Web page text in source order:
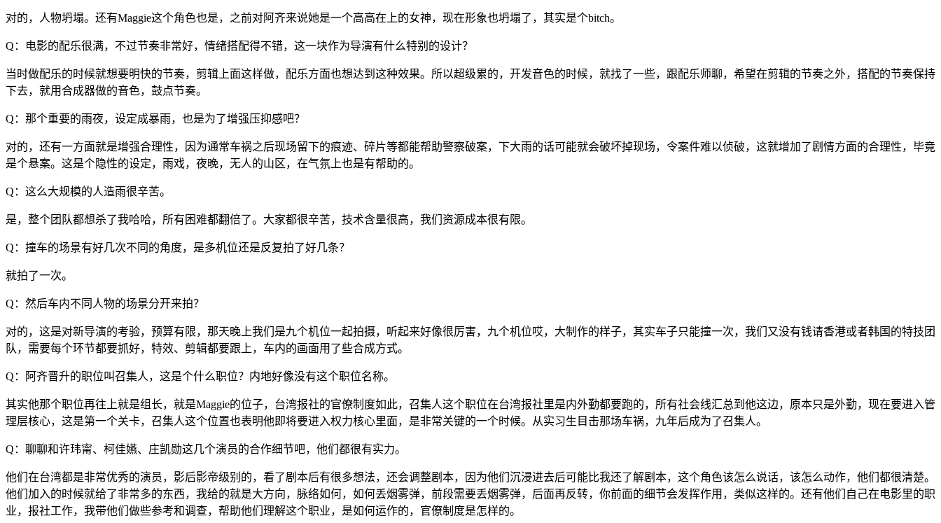
对的，人物坍塌。还有Maggie这个角色也是，之前对阿齐来说她是一个高高在上的女神，现在形象也坍塌了，其实是个bitch。
Q：电影的配乐很满，不过节奏非常好，情绪搭配得不错，这一块作为导演有什么特别的设计？
当时做配乐的时候就想要明快的节奏，剪辑上面这样做，配乐方面也想达到这种效果。所以超级累的，开发音色的时候，就找了一些，跟配乐师聊，希望在剪辑的节奏之外，搭配的节奏保持
下去，就用合成器做的音色，鼓点节奏。
Q：那个重要的雨夜，设定成暴雨，也是为了增强压抑感吧？
对的，还有一方面就是增强合理性，因为通常车祸之后现场留下的痕迹、碎片等都能帮助警察破案，下大雨的话可能就会破坏掉现场，令案件难以侦破，这就增加了剧情方面的合理性，毕竟
是个悬案。这是个隐性的设定，雨戏，夜晚，无人的山区，在气氛上也是有帮助的。
Q：这么大规模的人造雨很辛苦。
是，整个团队都想杀了我哈哈，所有困难都翻倍了。大家都很辛苦，技术含量很高，我们资源成本很有限。
Q：撞车的场景有好几次不同的角度，是多机位还是反复拍了好几条？
就拍了一次。
Q：然后车内不同人物的场景分开来拍？
对的，这是对新导演的考验，预算有限，那天晚上我们是九个机位一起拍摄，听起来好像很厉害，九个机位哎，大制作的样子，其实车子只能撞一次，我们又没有钱请香港或者韩国的特技团
队，需要每个环节都要抓好，特效、剪辑都要跟上，车内的画面用了些合成方式。
Q：阿齐晋升的职位叫召集人，这是个什么职位？内地好像没有这个职位名称。
其实他那个职位再往上就是组长，就是Maggie的位子，台湾报社的官僚制度如此，召集人这个职位在台湾报社里是内外勤都要跑的，所有社会线汇总到他这边，原本只是外勤，现在要进入管
理层核心，这是第一个关卡，召集人这个位置也表明他即将要进入权力核心里面，是非常关键的一个时候。从实习生目击那场车祸，九年后成为了召集人。
Q：聊聊和许玮甯、柯佳嬿、庄凯勋这几个演员的合作细节吧，他们都很有实力。
他们在台湾都是非常优秀的演员，影后影帝级别的，看了剧本后有很多想法，还会调整剧本，因为他们沉浸进去后可能比我还了解剧本，这个角色该怎么说话，该怎么动作，他们都很清楚。
他们加入的时候就给了非常多的东西，我给的就是大方向，脉络如何，如何丢烟雾弹，前段需要丢烟雾弹，后面再反转，你前面的细节会发挥作用，类似这样的。还有他们自己在电影里的职
业，报社工作，我带他们做些参考和调查，帮助他们理解这个职业，是如何运作的，官僚制度是怎样的。